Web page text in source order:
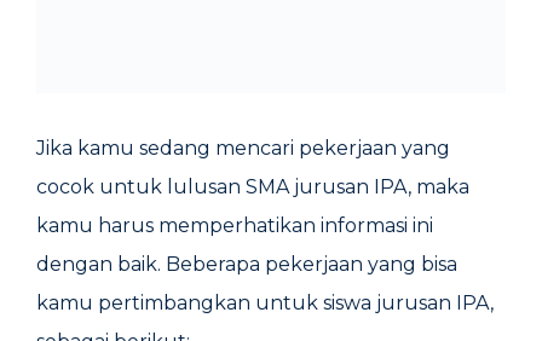
Jika kamu sedang mencari pekerjaan yang
cocok untuk lulusan SMA jurusan IPA, maka
kamu harus memperhatikan informasi ini
dengan baik. Beberapa pekerjaan yang bisa
kamu pertimbangkan untuk siswa jurusan IPA,